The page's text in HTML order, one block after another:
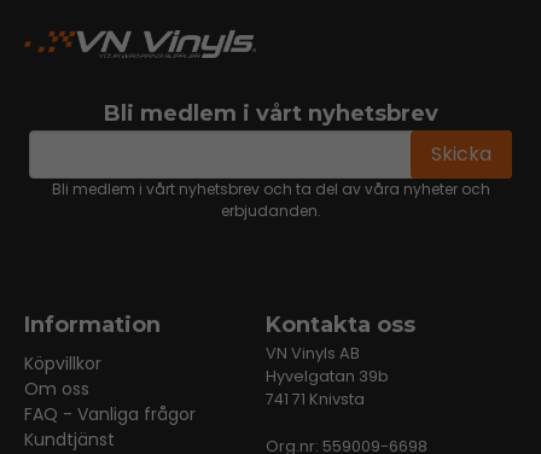
Bli medlem i vårt nyhetsbrev
email Skicka
Bli medlem i vårt nyhetsbrev och ta del av våra nyheter och
erbjudanden.
Information
Köpvillkor
Om oss
FAQ - Vanliga frågor
Kundtjänst
Kontakta oss
VN Vinyls AB
Hyvelgatan 39b
741 71 Knivsta
Org.nr: 559009-6698